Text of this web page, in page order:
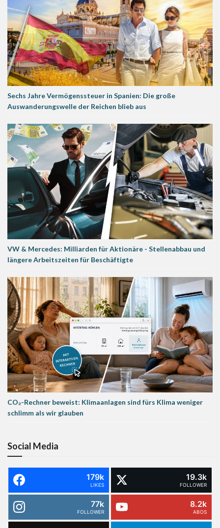
Sechs Jahre Vermögenssteuer in Spanien: Die große
Auswanderungswelle der Reichen blieb aus
VW & Mercedes: Milliarden für Aktionäre - Stellenabbau und
längere Arbeitszeiten für Beschäftigte
CO₂-Rechner beweist: Klimaanlagen sind fürs Klima weniger
schlimm als wir glauben
Social Media
179k
LIKES
19.3k
FOLLOWER
77k
FOLLOWER
8.2k
ABOS